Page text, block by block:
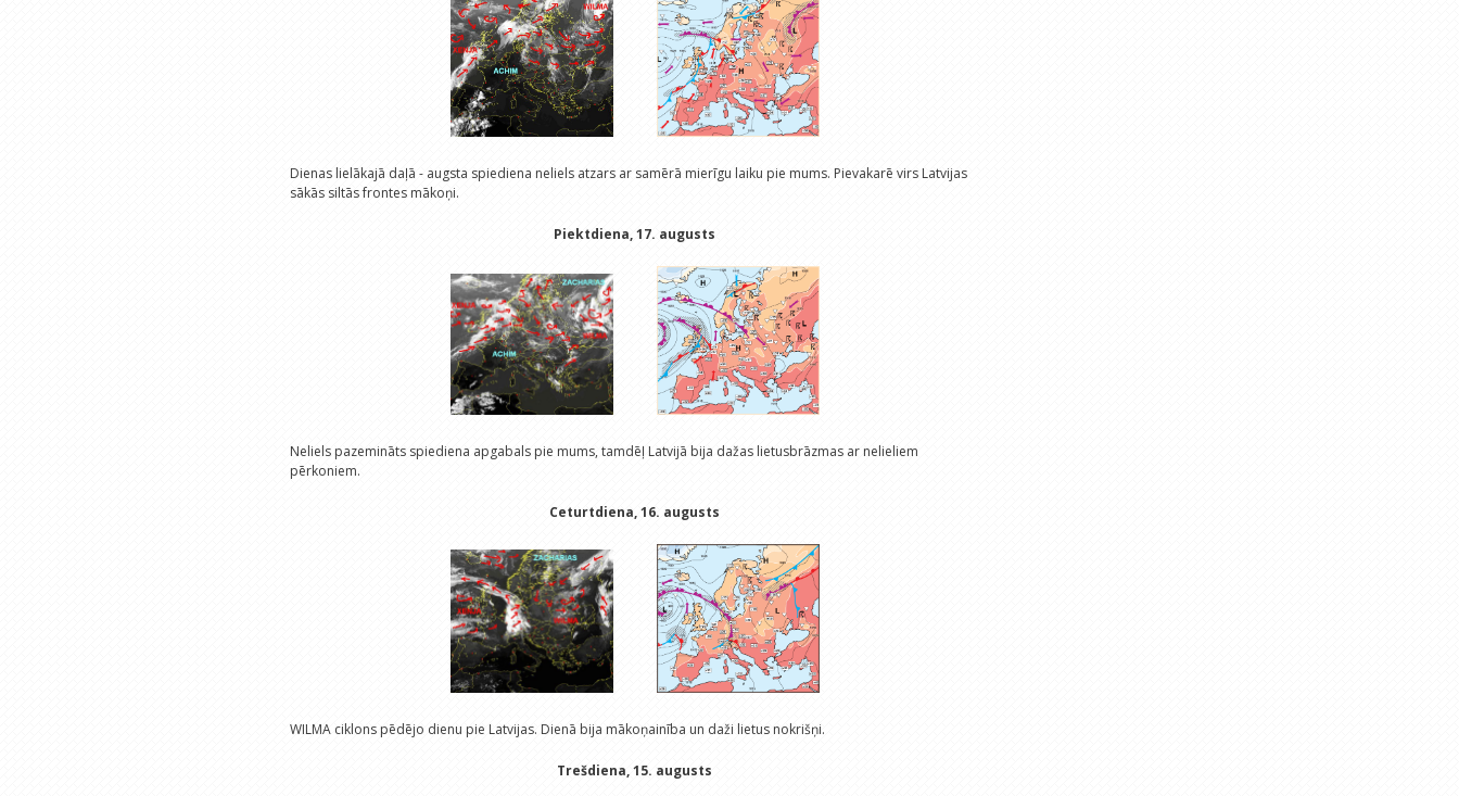
Dienas lielākajā daļā - augsta spiediena neliels atzars ar samērā mierīgu laiku pie mums. Pievakarē virs Latvijas
sākās siltās frontes mākoņi.
Piektdiena, 17. augusts
Neliels pazemināts spiediena apgabals pie mums, tamdēļ Latvijā bija dažas lietusbrāzmas ar nelieliem
pērkoniem.
Ceturtdiena, 16. augusts
WILMA ciklons pēdējo dienu pie Latvijas. Dienā bija mākoņainība un daži lietus nokrišņi.
Trešdiena, 15. augusts